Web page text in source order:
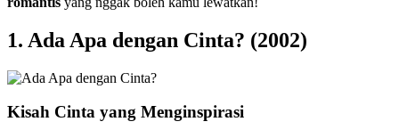
1. Ada Apa dengan Cinta? (2002)
Kisah Cinta yang Menginspirasi